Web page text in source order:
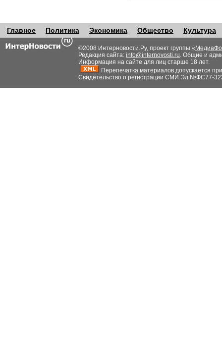
Главное Политика Экономика Общество Культура
©2008 Интерновости.Ру, проект группы «
Редакция сайта: info@internovosti.ru. Общие и
Информация на сайте для лиц старше 18 лет.
Перепечатка материалов допускается
Свидетельство о регистрации СМИ Эл №ФС77-